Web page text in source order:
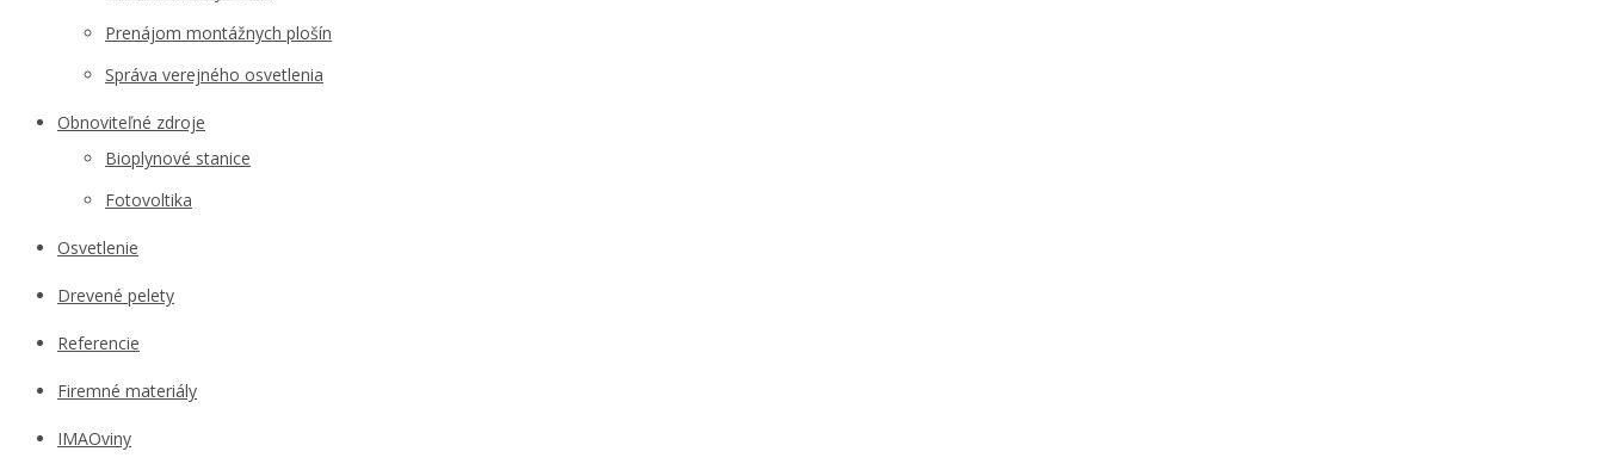
Prenájom montážnych plošín
Správa verejného osvetlenia
Obnoviteľné zdroje
Bioplynové stanice
Fotovoltika
Osvetlenie
Drevené pelety
Referencie
Firemné materiály
IMAOviny